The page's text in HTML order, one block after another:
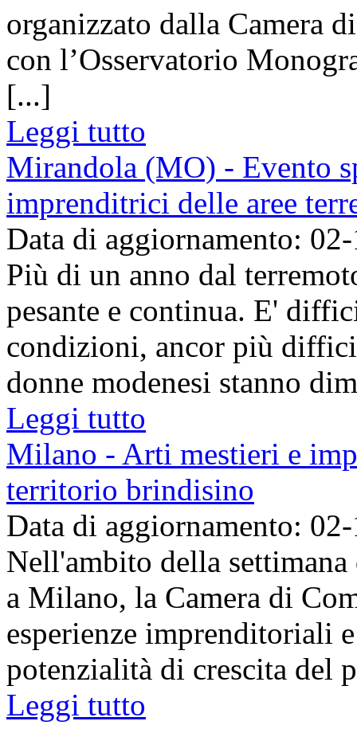
organizzato dalla Camera
con l’Osservatorio
[...]
Leggi tutto
Mirandola (MO) - Evento
imprenditrici delle aree
Data di aggiornamento:
Più di un anno dal
pesante e continua. E'
condizioni, ancor più
donne modenesi stanno
Leggi tutto
Milano - Arti mestieri e
territorio brindisino
Data di aggiornamento:
Nell'ambito della
a Milano, la Camera di
esperienze imprenditoriali
potenzialità di crescita del
Leggi tutto